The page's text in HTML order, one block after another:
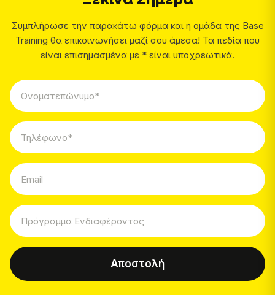
Συμπλήρωσε την παρακάτω φόρμα και η ομάδα της Base
Training θα επικοινωνήσει μαζί σου άμεσα! Τα πεδία που
είναι επισημασμένα με * είναι υποχρεωτικά.
Αποστολή